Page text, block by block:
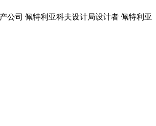
公司 佩特利亚科夫设计局设计者 佩特利亚